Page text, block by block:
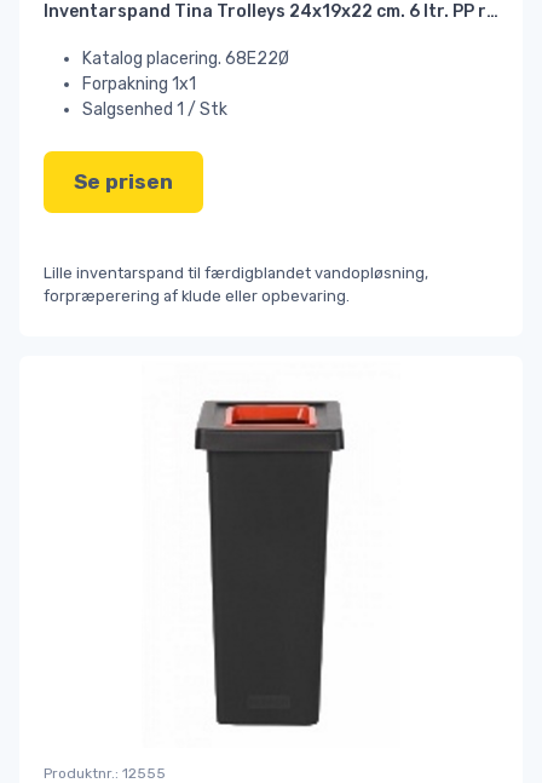
Inventarspand Tina Trolleys 24x19x22 cm. 6 ltr. PP rød#
Katalog placering. 68E22Ø
Forpakning 1x1
Salgsenhed 1 / Stk
Se prisen
Lille inventarspand til færdigblandet vandopløsning,
forpræperering af klude eller opbevaring.
Produktnr.: 12555